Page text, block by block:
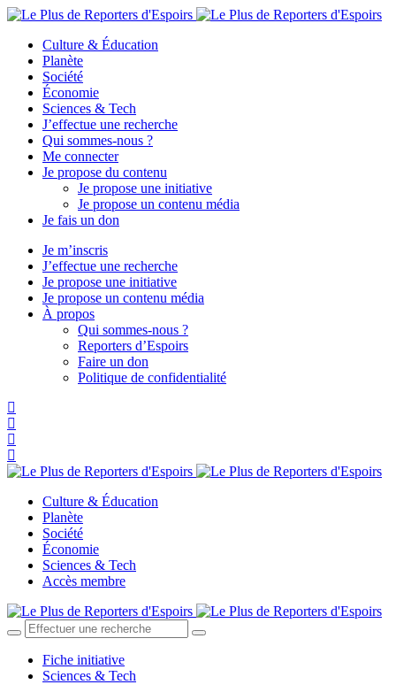
Culture & Éducation
Planète
Société
Économie
Sciences & Tech
J’effectue une recherche
Qui sommes-nous ?
Me connecter
Je propose du contenu
Je propose une initiative
Je propose un contenu média
Je fais un don
Je m’inscris
J’effectue une recherche
Je propose une initiative
Je propose un contenu média
À propos
Qui sommes-nous ?
Reporters d’Espoirs
Faire un don
Politique de confidentialité
Culture & Éducation
Planète
Société
Économie
Sciences & Tech
Accès membre
Fiche initiative
Sciences & Tech